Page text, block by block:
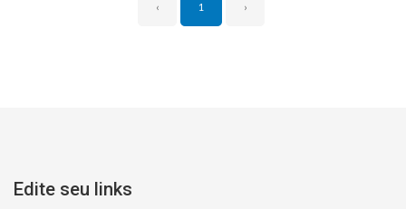
‹ 1 ›
Edite seu links